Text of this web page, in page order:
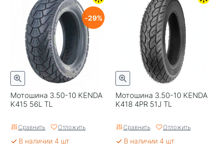
Мотошина 3.50-10 KENDA
K415 56L TL
29
Сравнить Отложить
В наличии 4 шт
Мотошина 3.50-10 KENDA
K418 4PR 51J TL
Сравнить Отложить
В наличии 4 шт